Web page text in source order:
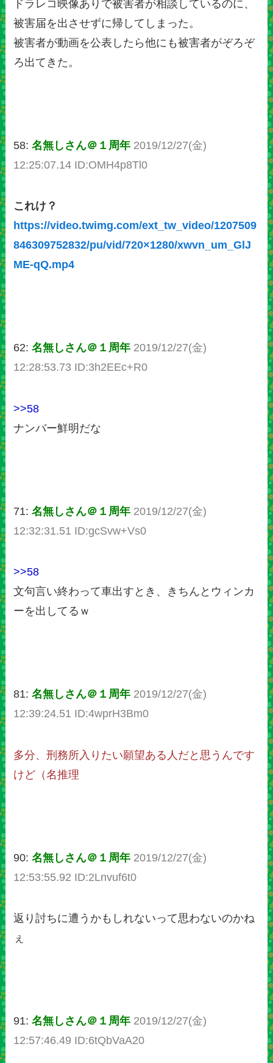
ドラレコ映像ありで被害者が相談しているのに、
被害届を出させずに帰してしまった。
被害者が動画を公表したら他にも被害者がぞろぞ
ろ出てきた。
58:名無しさん＠１周年 2019/12/27(金)
12:25:07.14 ID:OMH4p8Tl0
これけ？
https://video.twimg.com/ext_tw_video/1207509
846309752832/pu/vid/720×1280/xwvn_um_GlJ
ME-qQ.mp4
62:名無しさん＠１周年 2019/12/27(金)
12:28:53.73 ID:3h2EEc+R0
>>58
ナンバー鮮明だな
71:名無しさん＠１周年 2019/12/27(金)
12:32:31.51 ID:gcSvw+Vs0
>>58
文句言い終わって車出すとき、きちんとウィンカ
ーを出してるｗ
81:名無しさん＠１周年 2019/12/27(金)
12:39:24.51 ID:4wprH3Bm0
多分、刑務所入りたい願望ある人だと思うんです
けど（名推理
90:名無しさん＠１周年 2019/12/27(金)
12:53:55.92 ID:2Lnvuf6t0
返り討ちに遭うかもしれないって思わないのかね
ぇ
91:名無しさん＠１周年 2019/12/27(金)
12:57:46.49 ID:6tQbVaA20